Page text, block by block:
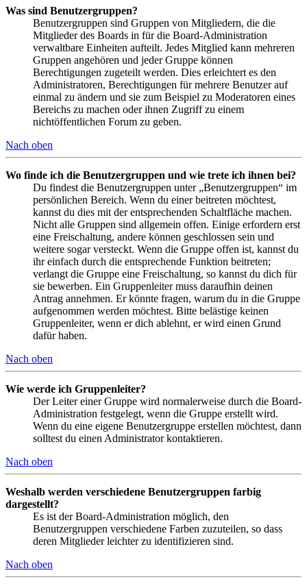
Was sind Benutzergruppen?
Benutzergruppen sind Gruppen von Mitgliedern, die die
Mitglieder des Boards in für die Board-Administration
verwaltbare Einheiten aufteilt. Jedes Mitglied kann mehreren
Gruppen angehören und jeder Gruppe können
Berechtigungen zugeteilt werden. Dies erleichtert es den
Administratoren, Berechtigungen für mehrere Benutzer auf
einmal zu ändern und sie zum Beispiel zu Moderatoren eines
Bereichs zu machen oder ihnen Zugriff zu einem
nichtöffentlichen Forum zu geben.
Nach oben
Wo finde ich die Benutzergruppen und wie trete ich ihnen bei?
Du findest die Benutzergruppen unter „Benutzergruppen“ im
persönlichen Bereich. Wenn du einer beitreten möchtest,
kannst du dies mit der entsprechenden Schaltfläche machen.
Nicht alle Gruppen sind allgemein offen. Einige erfordern erst
eine Freischaltung, andere können geschlossen sein und
weitere sogar versteckt. Wenn die Gruppe offen ist, kannst du
ihr einfach durch die entsprechende Funktion beitreten;
verlangt die Gruppe eine Freischaltung, so kannst du dich für
sie bewerben. Ein Gruppenleiter muss daraufhin deinen
Antrag annehmen. Er könnte fragen, warum du in die Gruppe
aufgenommen werden möchtest. Bitte belästige keinen
Gruppenleiter, wenn er dich ablehnt, er wird einen Grund
dafür haben.
Nach oben
Wie werde ich Gruppenleiter?
Der Leiter einer Gruppe wird normalerweise durch die Board-
Administration festgelegt, wenn die Gruppe erstellt wird.
Wenn du eine eigene Benutzergruppe erstellen möchtest, dann
solltest du einen Administrator kontaktieren.
Nach oben
Weshalb werden verschiedene Benutzergruppen farbig
dargestellt?
Es ist der Board-Administration möglich, den
Benutzergruppen verschiedene Farben zuzuteilen, so dass
deren Mitglieder leichter zu identifizieren sind.
Nach oben